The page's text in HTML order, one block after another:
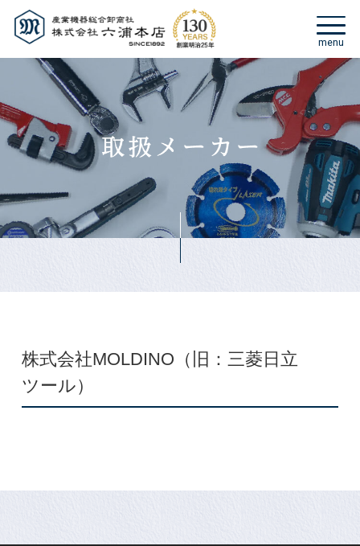
株式会社MOLDINO（旧：三菱日立
ツール）